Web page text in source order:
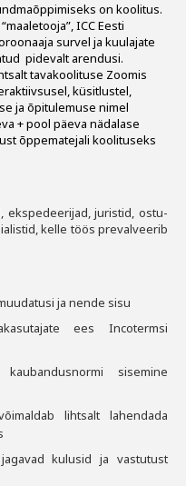
on koolitus.
ICC Eesti
survel ja kuulajate
pidevalt arendusi.
tavakoolituse Zoomis
küsitlustel,
ja õpitulemuse nimel
+ pool päeva nädalase
õppematejali koolituseks
ekspedeerijad, juristid, ostu-
kelle töös prevalveerib
ja nende sisu
ees Incotermsi
sisemine
lihtsalt lahendada
kulusid ja vastutust